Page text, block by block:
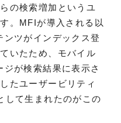
の検索増加というユ
。MFIが導入される以
ツがインデックス登
いたため、モバイル
が検索結果に表示さ
たユーザービリティ
して生まれたのがこの